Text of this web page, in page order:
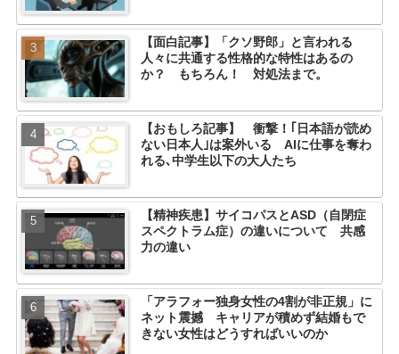
【面白記事】「クソ野郎」と言われる
人々に共通する性格的な特性はあるの
か？ もちろん！ 対処法まで。
【おもしろ記事】 衝撃！｢日本語が読め
ない日本人｣は案外いる AIに仕事を奪わ
れる､中学生以下の大人たち
【精神疾患】サイコパスとASD（自閉症
スペクトラム症）の違いについて 共感
力の違い
「アラフォー独身女性の4割が非正規」に
ネット震撼 キャリアが積めず結婚もで
きない女性はどうすればいいのか